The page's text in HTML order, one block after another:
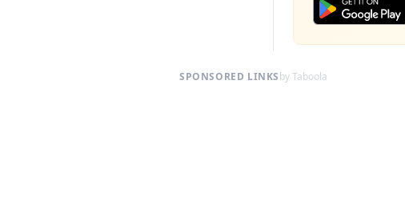
SPONSORED LINKSby Taboola